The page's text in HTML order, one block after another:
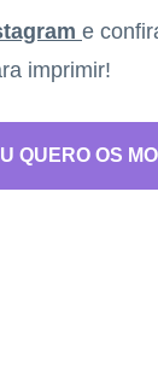
e
imprimir!
QUERO OS